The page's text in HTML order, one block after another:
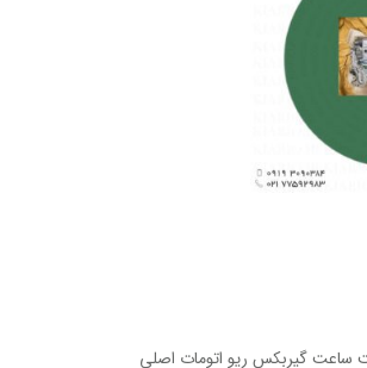
ساعت گیربکس ریو اتومات اصلی